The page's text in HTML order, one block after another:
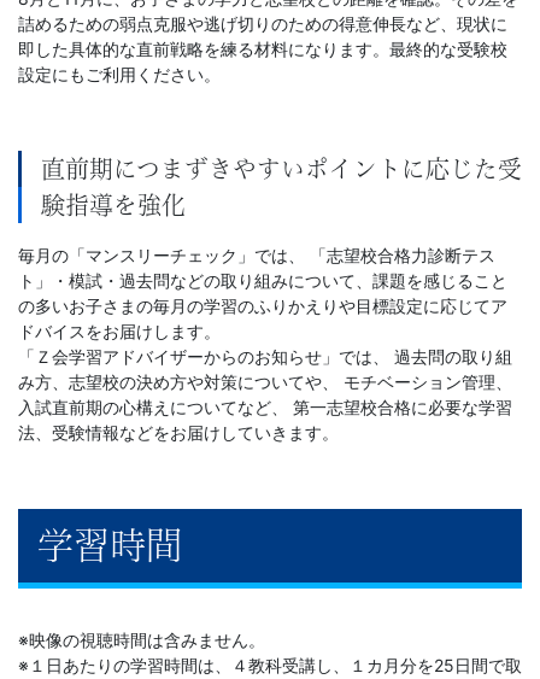
詰めるための弱点克服や逃げ切りのための得意伸長など、現状に
即した具体的な直前戦略を練る材料になります。最終的な受験校
設定にもご利用ください。
直前期につまずきやすいポイントに応じた受
験指導を強化
毎月の「マンスリーチェック」では、 「志望校合格力診断テス
ト」・模試・過去問などの取り組みについて、課題を感じること
の多いお子さまの毎月の学習のふりかえりや目標設定に応じてア
ドバイスをお届けします。
「Ｚ会学習アドバイザーからのお知らせ」では、 過去問の取り組
み方、志望校の決め方や対策についてや、 モチベーション管理、
入試直前期の心構えについてなど、 第一志望校合格に必要な学習
法、受験情報などをお届けしていきます。
学習時間
※映像の視聴時間は含みません。
※１日あたりの学習時間は、４教科受講し、１カ月分を25日間で取